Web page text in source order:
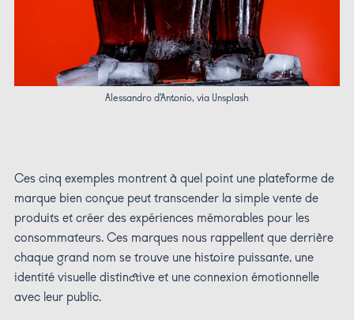
Alessandro d'Antonio, via Unsplash
Ces cinq exemples montrent à quel point une plateforme de
marque bien conçue peut transcender la simple vente de
produits et créer des expériences mémorables pour les
consommateurs. Ces marques nous rappellent que derrière
chaque grand nom se trouve une histoire puissante, une
identité visuelle distinctive et une connexion émotionnelle
avec leur public.